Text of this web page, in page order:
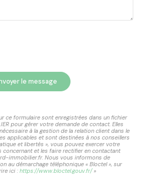
le message
ce formulaire sont enregistrées dans un fichier
pour gérer votre demande de contact. Elles
à la gestion de la relation client dans le
applicables et sont destinées à nos conseillers
et libertés », vous pouvez exercer votre
concernant et les faire rectifier en contactant
immobilier.fr. Nous vous informons de
au démarchage téléphonique « Bloctel », sur
ici : https://www.bloctel.gouv.fr/»